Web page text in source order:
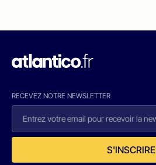
RECEVEZ NOTRE NEWSLETTER
S'INSCRIRE